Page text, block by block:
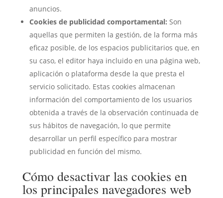
anuncios.
Cookies de publicidad comportamental: Son
aquellas que permiten la gestión, de la forma más
eficaz posible, de los espacios publicitarios que, en
su caso, el editor haya incluido en una página web,
aplicación o plataforma desde la que presta el
servicio solicitado. Estas cookies almacenan
información del comportamiento de los usuarios
obtenida a través de la observación continuada de
sus hábitos de navegación, lo que permite
desarrollar un perfil específico para mostrar
publicidad en función del mismo.
Cómo desactivar las cookies en
los principales navegadores web